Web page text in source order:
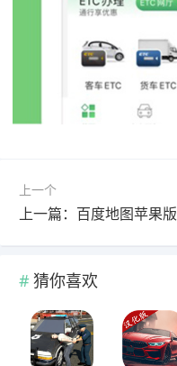
上一个
上一篇：百度地图苹果版
猜你喜欢